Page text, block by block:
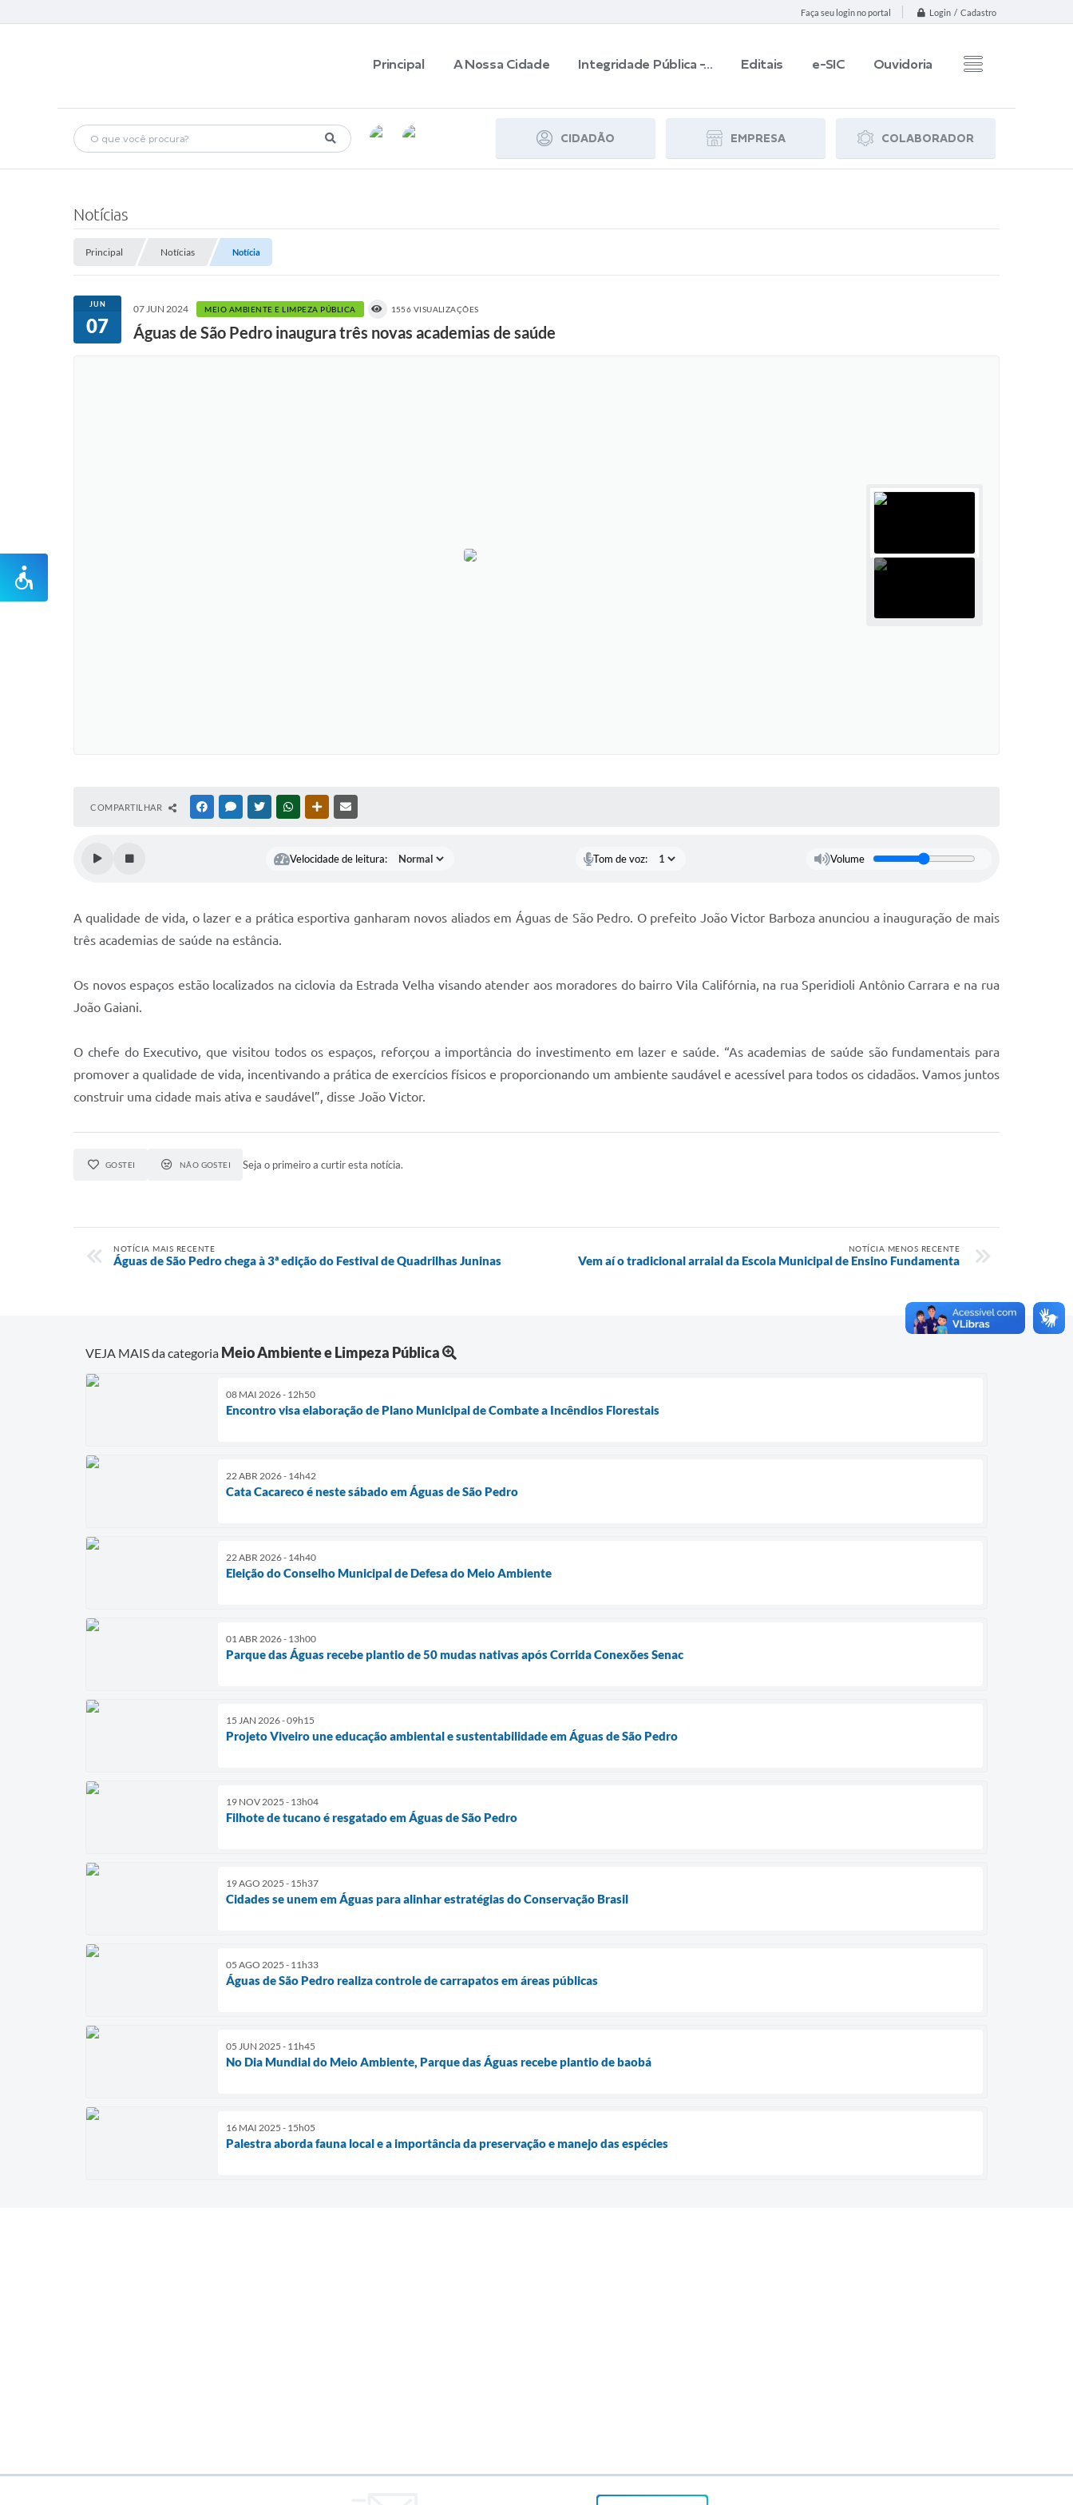
Faça seu login no portal Login / Cadastro
Principal A Nossa Cidade Integridade Pública -... Editais e-SIC Ouvidoria
CIDADÃO EMPRESA COLABORADOR
Notícias
Principal Notícias Notícia
JUN
07
07 JUN 2024 MEIO AMBIENTE E LIMPEZA PÚBLICA 1556 VISUALIZAÇÕES
Águas de São Pedro inaugura três novas academias de saúde
COMPARTILHAR FACEBOOKMESSENGER
TWITTERWHATSAPPOUTRAS MÍDIAS
Velocidade de leitura: Tom de voz: Volume
A qualidade de vida, o lazer e a prática esportiva ganharam novos aliados em Águas de São Pedro. O prefeito João Victor Barboza anunciou a inauguração de mais
três academias de saúde na estância.
Os novos espaços estão localizados na ciclovia da Estrada Velha visando atender aos moradores do bairro Vila Califórnia, na rua Speridioli Antônio Carrara e na rua
João Gaiani.
O chefe do Executivo, que visitou todos os espaços, reforçou a importância do investimento em lazer e saúde. “As academias de saúde são fundamentais para
promover a qualidade de vida, incentivando a prática de exercícios físicos e proporcionando um ambiente saudável e acessível para todos os cidadãos. Vamos juntos
construir uma cidade mais ativa e saudável”, disse João Victor.
GOSTEI NÃO GOSTEI Seja o primeiro a curtir esta notícia.
NOTÍCIA MAIS RECENTE
Águas de São Pedro chega à 3ª edição do Festival de Quadrilhas Juninas
NOTÍCIA MENOS RECENTE
Vem aí o tradicional arraial da Escola Municipal de Ensino Fundamenta
VEJA MAIS da categoria Meio Ambiente e Limpeza Pública
08 MAI 2026 - 12h50
Encontro visa elaboração de Plano Municipal de Combate a Incêndios Florestais
22 ABR 2026 - 14h42
Cata Cacareco é neste sábado em Águas de São Pedro
22 ABR 2026 - 14h40
Eleição do Conselho Municipal de Defesa do Meio Ambiente
01 ABR 2026 - 13h00
Parque das Águas recebe plantio de 50 mudas nativas após Corrida Conexões Senac
15 JAN 2026 - 09h15
Projeto Viveiro une educação ambiental e sustentabilidade em Águas de São Pedro
19 NOV 2025 - 13h04
Filhote de tucano é resgatado em Águas de São Pedro
19 AGO 2025 - 15h37
Cidades se unem em Águas para alinhar estratégias do Conservação Brasil
05 AGO 2025 - 11h33
Águas de São Pedro realiza controle de carrapatos em áreas públicas
05 JUN 2025 - 11h45
No Dia Mundial do Meio Ambiente, Parque das Águas recebe plantio de baobá
16 MAI 2025 - 15h05
Palestra aborda fauna local e a importância da preservação e manejo das espécies